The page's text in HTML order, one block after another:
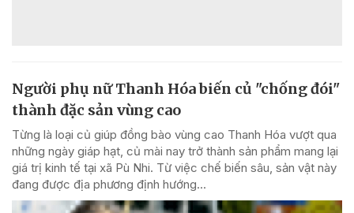
Người phụ nữ Thanh Hóa biến củ "chống đói"
thành đặc sản vùng cao
Từng là loại củ giúp đồng bào vùng cao Thanh Hóa vượt qua
những ngày giáp hạt, củ mài nay trở thành sản phẩm mang lại
giá trị kinh tế tại xã Pù Nhi. Từ việc chế biến sâu, sản vật này
đang được địa phương định hướng...